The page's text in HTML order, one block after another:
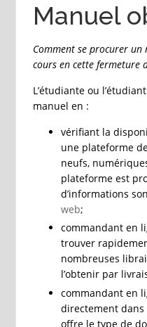
Manuel
Comment se procurer
cours en cette fermeture
L’étudiante ou
manuel en :
vérifiant la
une plateforme
neufs,
plateforme est
d’informations
web;
commandant en
trouver
nombreuses
l’obtenir par
commandant en
directement
offre le type de